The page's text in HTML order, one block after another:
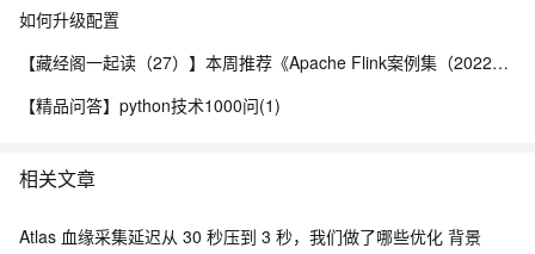
如何升级配置
【藏经阁一起读（27）】本周推荐《Apache Flink案例集（2022版）》，你有哪些心得？
【精品问答】python技术1000问(1)
相关文章
Atlas 血缘采集延迟从 30 秒压到 3 秒，我们做了哪些优化 背景